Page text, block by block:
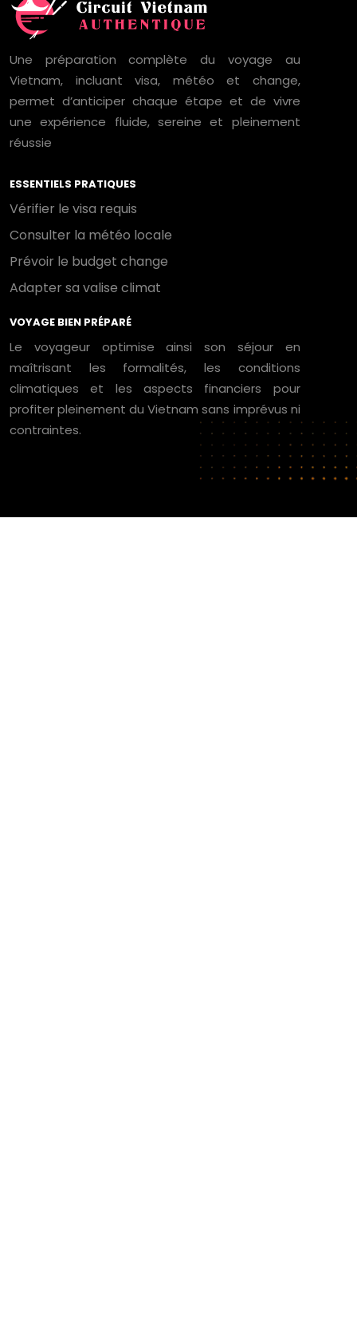
Une préparation complète du voyage au
Vietnam, incluant visa, météo et change,
permet d’anticiper chaque étape et de vivre
une expérience fluide, sereine et pleinement
réussie
ESSENTIELS PRATIQUES
Vérifier le visa requis
Consulter la météo locale
Prévoir le budget change
Adapter sa valise climat
VOYAGE BIEN PRÉPARÉ
Le voyageur optimise ainsi son séjour en
maîtrisant les formalités, les conditions
climatiques et les aspects financiers pour
profiter pleinement du Vietnam sans imprévus ni
contraintes.